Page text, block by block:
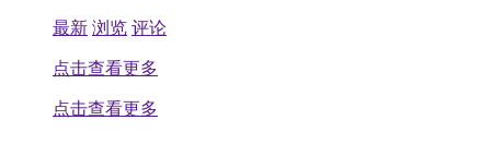
最新 浏览 评论
点击查看更多
点击查看更多